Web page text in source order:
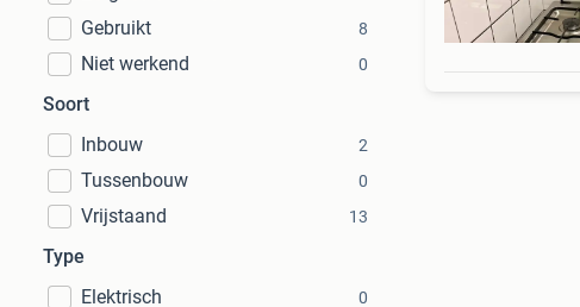
Gebruikt 8
Niet werkend 0
Soort
Inbouw
2
Tussenbouw 0
Vrijstaand 13
Type
Elektrisch
0